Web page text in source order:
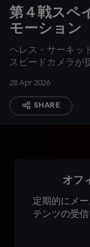
第４戦スペ
モーション
ヘレス・サーキッ
スピードカメラが
28 Apr 2026
SHARE
オフ
定期的にメ
テンツの受